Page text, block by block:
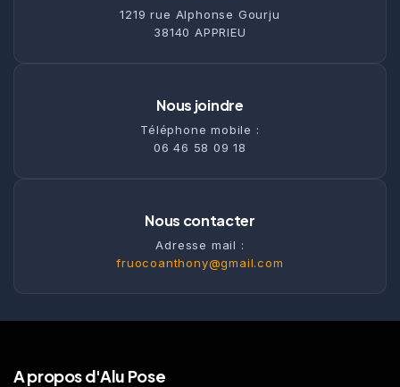
1219 rue Alphonse Gourju
38140 APPRIEU
Nous joindre
Téléphone mobile :
06 46 58 09 18
Nous contacter
Adresse mail :
fruocoanthony@gmail.com
A propos d'Alu Pose